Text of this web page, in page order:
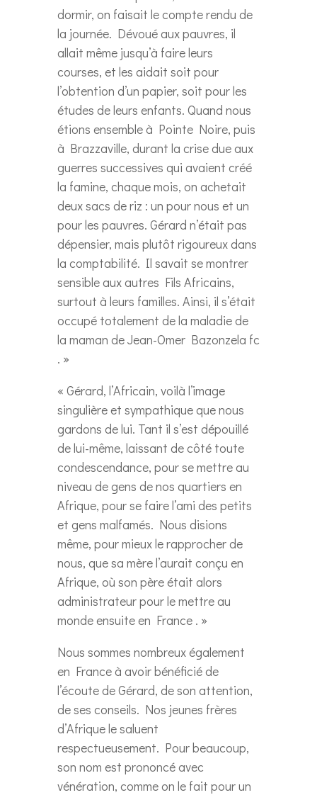
dormir, on faisait le compte rendu de
la journée. Dévoué aux pauvres, il
allait même jusqu’à faire leurs
courses, et les aidait soit pour
l’obtention d’un papier, soit pour les
études de leurs enfants. Quand nous
étions ensemble à Pointe Noire, puis
à Brazzaville, durant la crise due aux
guerres successives qui avaient créé
la famine, chaque mois, on achetait
deux sacs de riz : un pour nous et un
pour les pauvres. Gérard n’était pas
dépensier, mais plutôt rigoureux dans
la comptabilité. Il savait se montrer
sensible aux autres Fils Africains,
surtout à leurs familles. Ainsi, il s’était
occupé totalement de la maladie de
la maman de Jean-Omer Bazonzela fc
. »
« Gérard, l’Africain, voilà l’image
singulière et sympathique que nous
gardons de lui. Tant il s’est dépouillé
de lui-même, laissant de côté toute
condescendance, pour se mettre au
niveau de gens de nos quartiers en
Afrique, pour se faire l’ami des petits
et gens malfamés. Nous disions
même, pour mieux le rapprocher de
nous, que sa mère l’aurait conçu en
Afrique, où son père était alors
administrateur pour le mettre au
monde ensuite en France . »
Nous sommes nombreux également
en France à avoir bénéficié de
l’écoute de Gérard, de son attention,
de ses conseils. Nos jeunes frères
d’Afrique le saluent
respectueusement. Pour beaucoup,
son nom est prononcé avec
vénération, comme on le fait pour un